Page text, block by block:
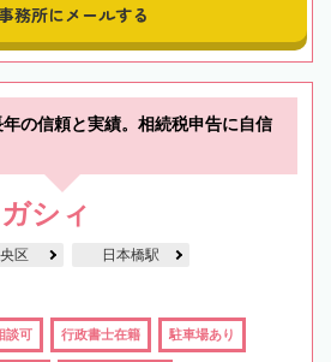
務所にメールする
年の信頼と実績。相続税申告に自信
シィ
区 日本橋駅
談可 行政書士在籍 駐車場あり